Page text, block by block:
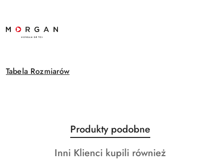
Tabela Rozmiarów
Pomiń karuzelę produktów
Produkty
o
statusie:
Produkty podobne
Produkty
Inni Klienci kupili również